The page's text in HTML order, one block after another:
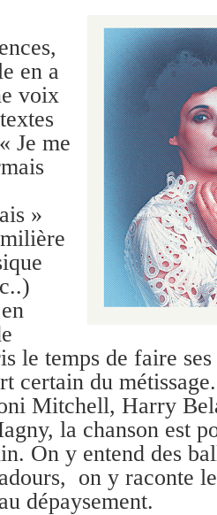
en a
voix
Je me
»
le temps de faire
certain du
Mitchell, Harry
la chanson est
On y entend des
on y raconte
dépaysement.